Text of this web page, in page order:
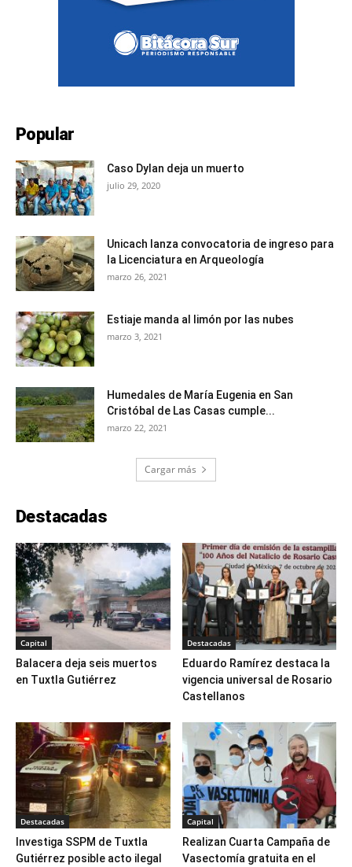
Popular
Caso Dylan deja un muerto
julio 29, 2020
Unicach lanza convocatoria de ingreso para
la Licenciatura en Arqueología
marzo 26, 2021
Estiaje manda al limón por las nubes
marzo 3, 2021
Humedales de María Eugenia en San
Cristóbal de Las Casas cumple...
marzo 22, 2021
Cargar más
Destacadas
Capital
Balacera deja seis muertos
en Tuxtla Gutiérrez
Destacadas
Eduardo Ramírez destaca la
vigencia universal de Rosario
Castellanos
Destacadas
Investiga SSPM de Tuxtla
Gutiérrez posible acto ilegal
Capital
Realizan Cuarta Campaña de
Vasectomía gratuita en el